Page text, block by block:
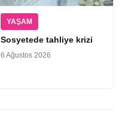
YAŞAM
Sosyetede tahliye krizi
6 Ağustos 2026